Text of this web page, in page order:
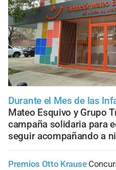
Durante el Mes de las
Mateo Esquivo y Grupo
campaña solidaria para
seguir acompañando a
Premios Otto Krause